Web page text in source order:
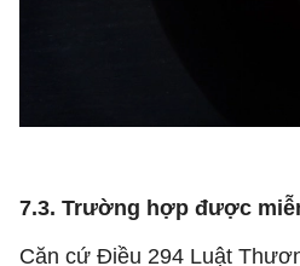
7.3. Trường hợp được
Căn cứ Điều 294 Luật